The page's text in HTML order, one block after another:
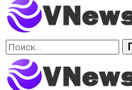
Найти: